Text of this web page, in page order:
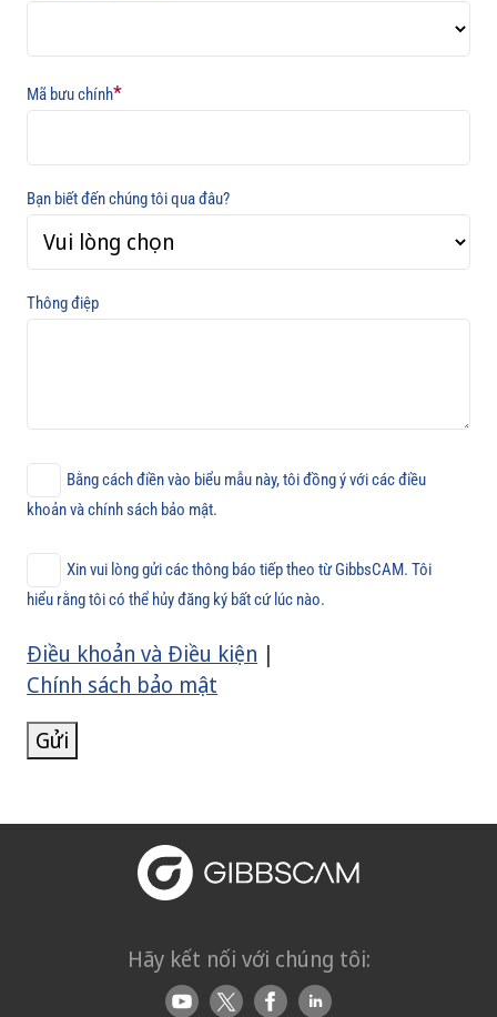
Mã bưu chính*
Bạn biết đến chúng tôi qua đâu?
Thông điệp
Bằng cách điền vào biểu mẫu này, tôi đồng ý với các điều
khoản và chính sách bảo mật.
Xin vui lòng gửi các thông báo tiếp theo từ GibbsCAM. Tôi
hiểu rằng tôi có thể hủy đăng ký bất cứ lúc nào.
Điều khoản và Điều kiện |
Chính sách bảo mật
Gửi
Hãy kết nối với chúng tôi: